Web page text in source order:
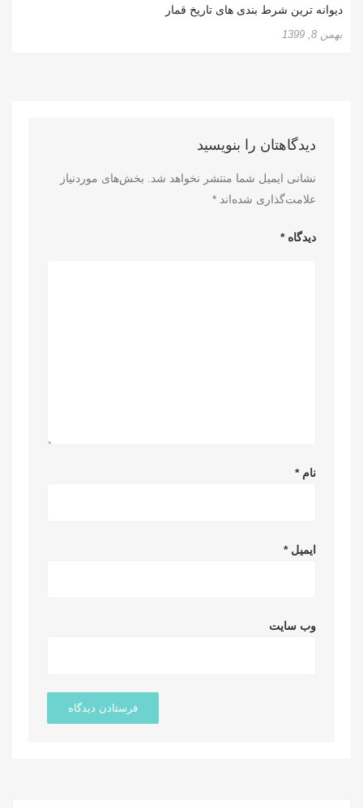
دیوانه ‌ترین شرط بندی‌ های تاریخ قمار
بهمن 8, 1399
دیدگاهتان را بنویسید
نشانی ایمیل شما منتشر نخواهد شد.
بخش‌های موردنیاز
علامت‌گذاری شده‌اند *
دیدگاه*
نام*
ایمیل*
وب‌ سایت